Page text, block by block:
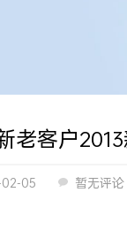
老客户
05 暂无评论